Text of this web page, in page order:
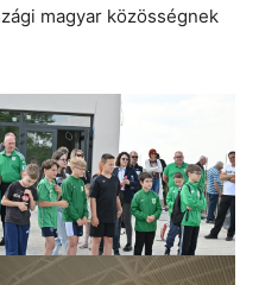
magyar közösségnek